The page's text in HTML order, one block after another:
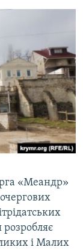
«Меандр»
розробляє
і Малих